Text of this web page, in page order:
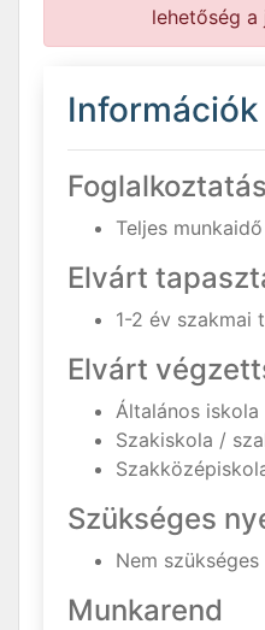
lehetőség a
Teljes
Elvárt
1-2 év szakmai
Elvárt
Általános iskola
Szakiskola /
Szükséges
Nem
Munkarend